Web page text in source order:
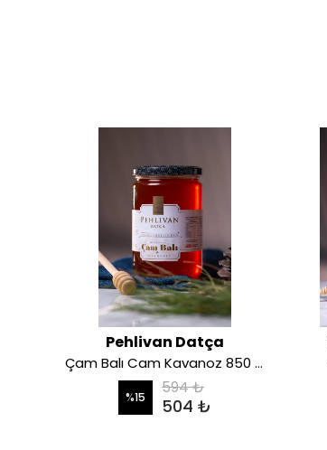
Pehlivan Datça
Çam Balı Cam Kavanoz 850 gr
%15 594 ₺
504 ₺